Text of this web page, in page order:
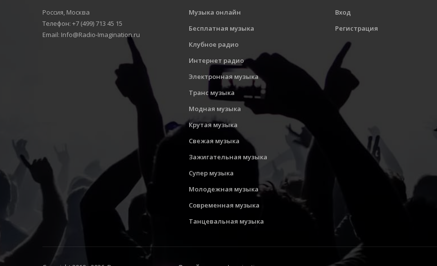
Россия, Москва
Телефон: +7 (499) 713 45 15
Email: Info@Radio-Imagination.ru
Музыка онлайн
Бесплатная музыка
Клубное радио
Интернет радио
Электронная музыка
Транс музыка
Модная музыка
Крутая музыка
Свежая музыка
Зажигательная музыка
Супер музыка
Молодежная музыка
Современная музыка
Танцевальная музыка
Вход
Регистрация